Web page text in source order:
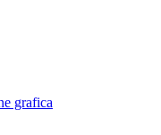
grafica